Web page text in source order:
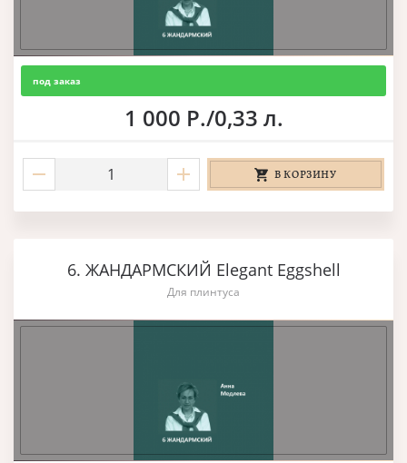
под заказ
1 000 Р./0,33 л.
В КОРЗИНУ
6. ЖАНДАРМСКИЙ Elegant Eggshell
Для плинтуса